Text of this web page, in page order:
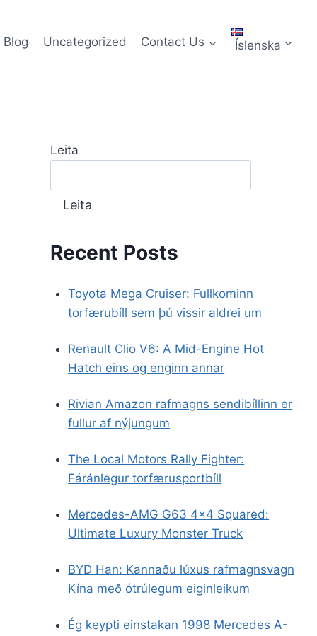
Blog Uncategorized Contact Us Íslenska
Leita
Leita
Recent Posts
Toyota Mega Cruiser: Fullkominn
torfærubíll sem þú vissir aldrei um
Renault Clio V6: A Mid-Engine Hot
Hatch eins og enginn annar
Rivian Amazon rafmagns sendibíllinn er
fullur af nýjungum
The Local Motors Rally Fighter:
Fáránlegur torfærusportbíll
Mercedes-AMG G63 4×4 Squared:
Ultimate Luxury Monster Truck
BYD Han: Kannaðu lúxus rafmagnsvagn
Kína með ótrúlegum eiginleikum
Ég keypti einstakan 1998 Mercedes A-